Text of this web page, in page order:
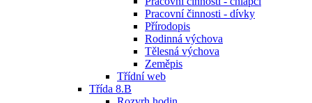
Pracovní činnosti - dívky
Přírodopis
Rodinná výchova
Tělesná výchova
Zeměpis
Třídní web
Třída 8.B